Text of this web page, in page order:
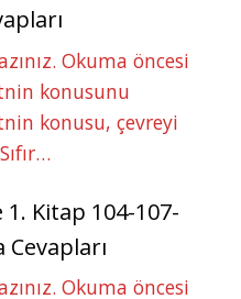
Okuma öncesi
konusunu
konusu, çevreyi
1. Kitap 104-107-
Cevapları
Okuma öncesi